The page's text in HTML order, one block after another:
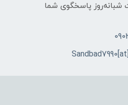
، ۲۴ ساعت شبانه‌روز پاسخگوی شما